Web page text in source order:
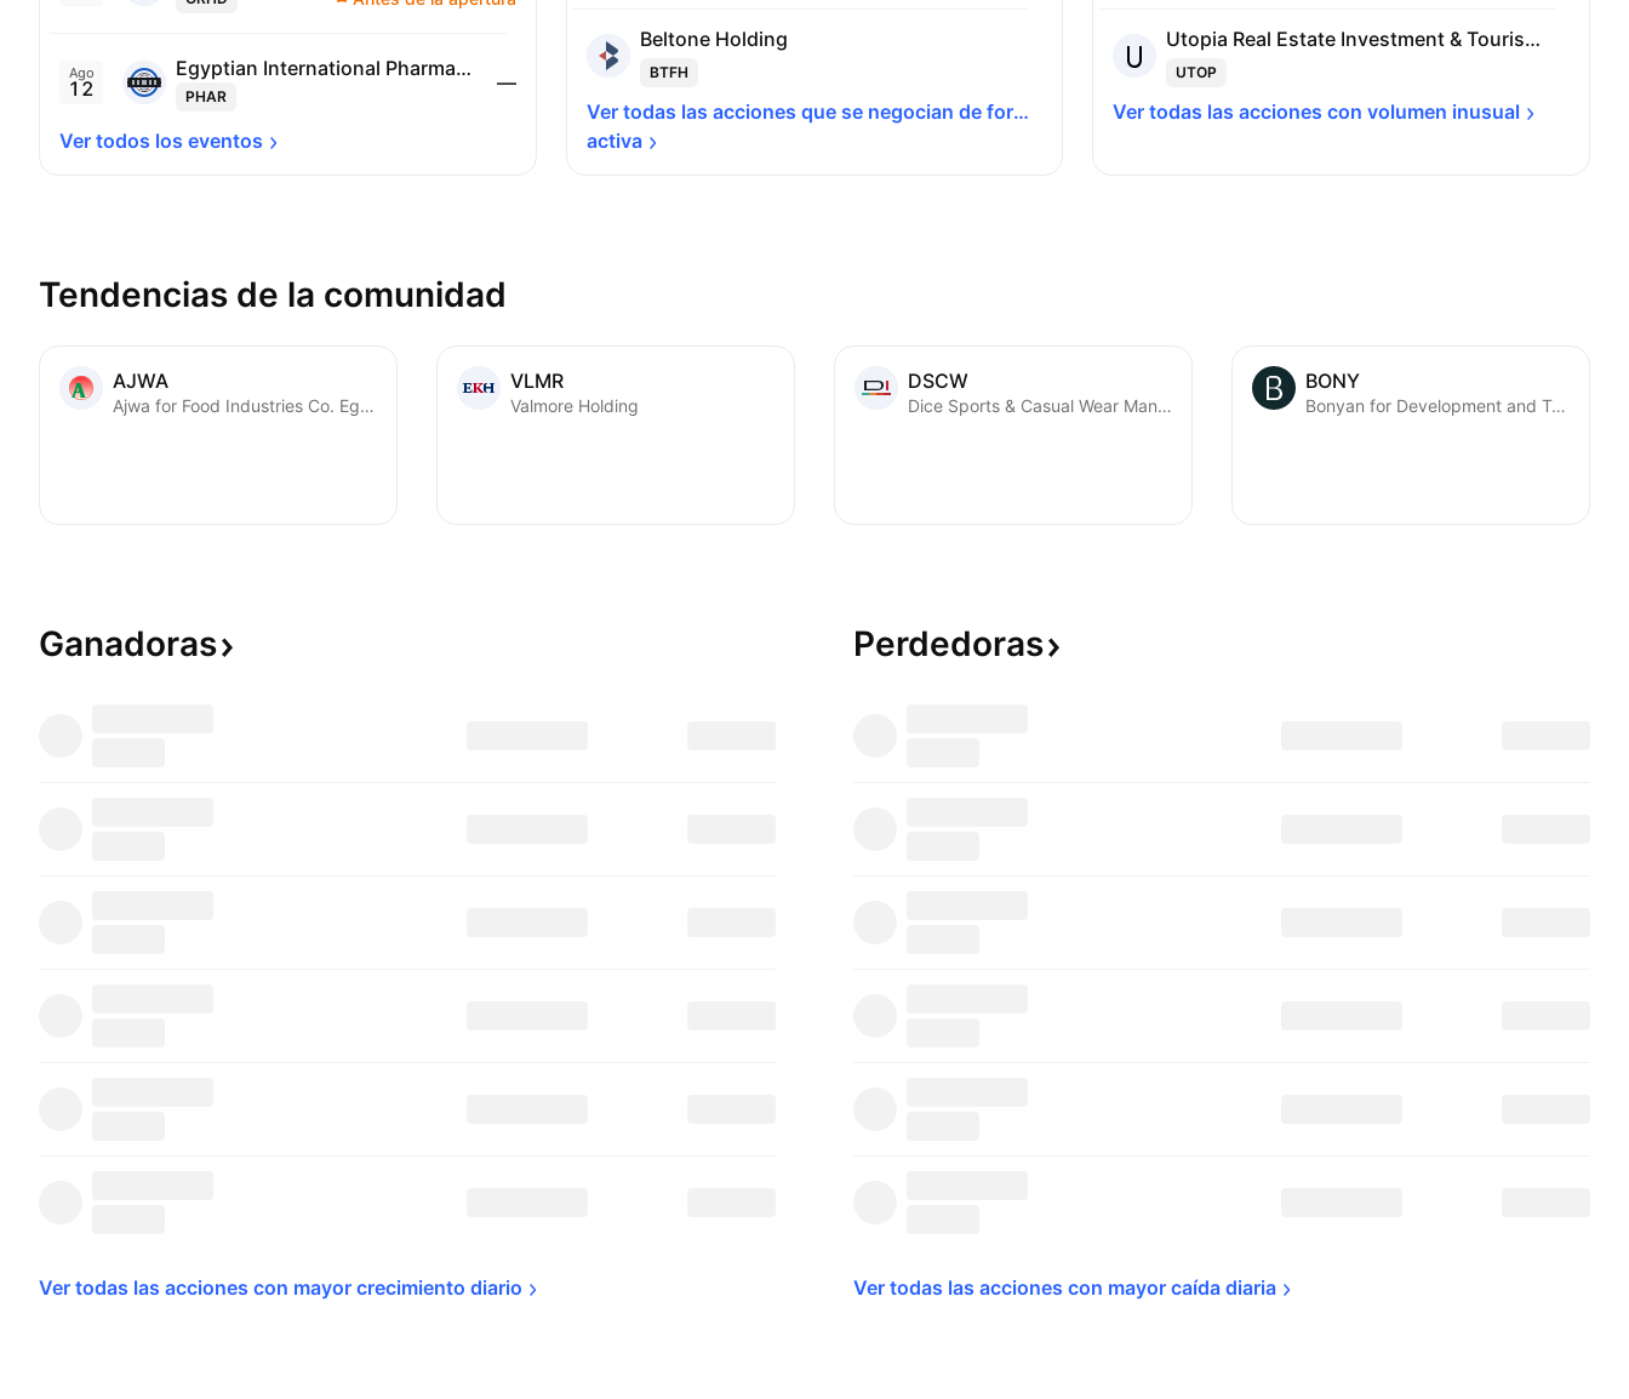
Ago
12
Egyptian International Pharmaceutical Industries Co.
PHAR
—
Ver todos los eventos
Beltone Holding
BTFH
Ver todas las acciones que se negocian de forma
activa
Utopia Real Estate Investment & Tourism SAE
UTOP
Ver todas las acciones con volumen inusual
Tendencias de la comunidad
AJWA
Ajwa for Food Industries Co. Egypt
VLMR
Valmore Holding
DSCW
Dice Sports & Casual Wear Manufacturers SAE
BONY
Bonyan for Development and Trade
Ganadoras
Ver todas las acciones con mayor crecimiento diario
Perdedoras
Ver todas las acciones con mayor caída diaria